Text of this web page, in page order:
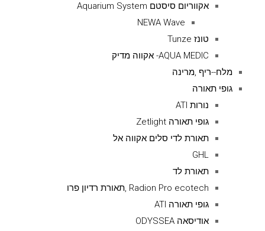
אקווריום סיסטם Aquarium System
NEWA Wave
טונז Tunze
AQUA MEDIC- אקווה מדיק
מלח--ריף ,מרינה
גופי תאורה
נורות ATI
גופי תאורה Zetlight
תאורת לדי סלים אקווה אל
GHL
תאורת לד
Radion Pro ecotech ,תאורת רדיון פרו
גופי תאורה ATI
אודיסאה ODYSSEA